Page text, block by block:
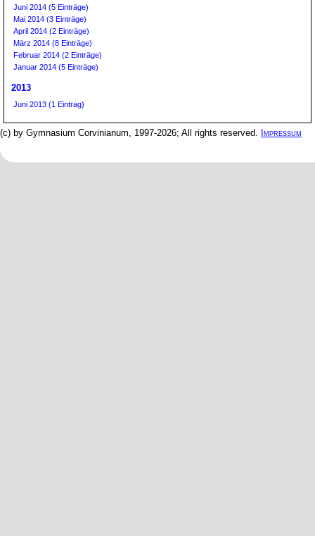
Juni 2014 (5 Einträge)
Mai 2014 (3 Einträge)
April 2014 (2 Einträge)
März 2014 (8 Einträge)
Februar 2014 (2 Einträge)
Januar 2014 (5 Einträge)
2013
Juni 2013 (1 Eintrag)
(c) by Gymnasium Corvinianum, 1997-2026; All rights reserved. Impressum